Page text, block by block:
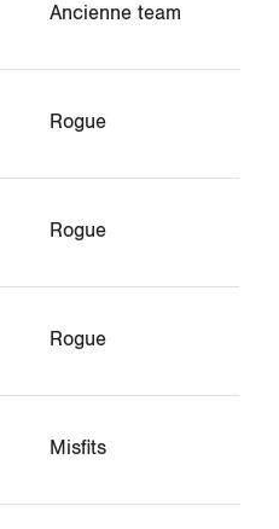
Ancienne team
Rogue
Rogue
Rogue
Misfits